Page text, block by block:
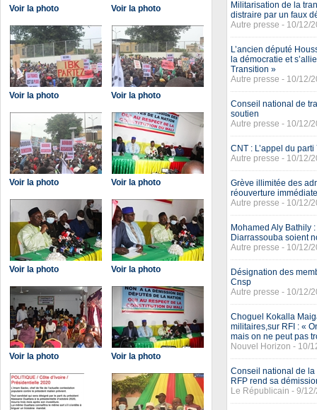
Voir la photo Voir la photo
Voir la photo Voir la photo
Voir la photo Voir la photo
Voir la photo Voir la photo
Voir la photo Voir la photo
Militarisation de la
distraire par un faux
Autre presse - 10/12/
L’ancien député
la démocratie et
Transition »
Autre presse - 10/12/
Conseil national de
soutien
Autre presse - 10/12/
CNT : L’appel du
Autre presse - 10/12/
Grève illimitée des
réouverture
Autre presse - 10/12/
Mohamed Aly Bathily
Diarrassouba soient
Autre presse - 10/12/
Désignation des
Cnsp
Autre presse - 10/12/
Choguel Kokalla
militaires,sur RFI : «
mais on ne peut pas
Nouvel Horizon - 10/
Conseil national de la
RFP rend sa
Le Républicain - 9/